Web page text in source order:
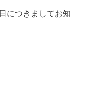
につきましてお知